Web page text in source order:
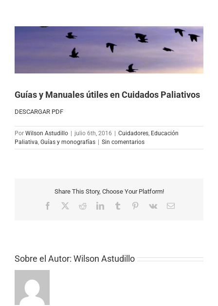
Guías y Manuales útiles en Cuidados Paliativos
DESCARGAR PDF
Por Wilson Astudillo julio 6th, 2016 Cuidadores, Educación
Paliativa, Guías y monografías Sin comentarios
Share This Story, Choose Your Platform!
Facebook RedditLinkedInTumblr Pinterest
Vk
Correo
Sobre el Autor: Wilson Astudillo